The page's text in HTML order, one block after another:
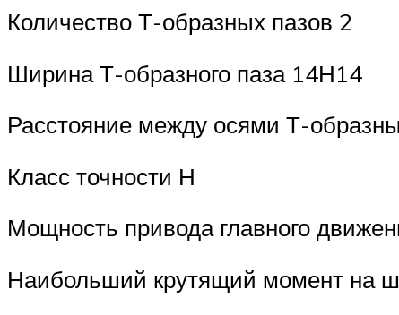
Количество Т-образных пазов 2
Ширина Т-образного паза 14Н14
Расстояние между осями Т-
Класс точности Н
Мощность привода главного
Наибольший крутящий момент на